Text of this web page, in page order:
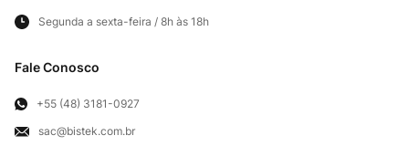
Panfletos lojas físicas
Frete e Entregas
Troca e Devoluções
Exercício de Direito
Fale Conosco
Segunda a sexta-feira / 8h às 18h
Fale Conosco
+55 (48) 3181-0927
sac@bistek.com.br